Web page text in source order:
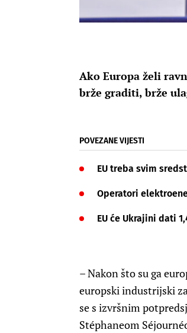
Ako Europa želi
brže graditi, brže
POVEZANE VIJESTI
EU treba svim
Operatori
EU će Ukrajini dati
– Nakon što su ga
europski industrijski
se s izvršnim
Stéphaneom